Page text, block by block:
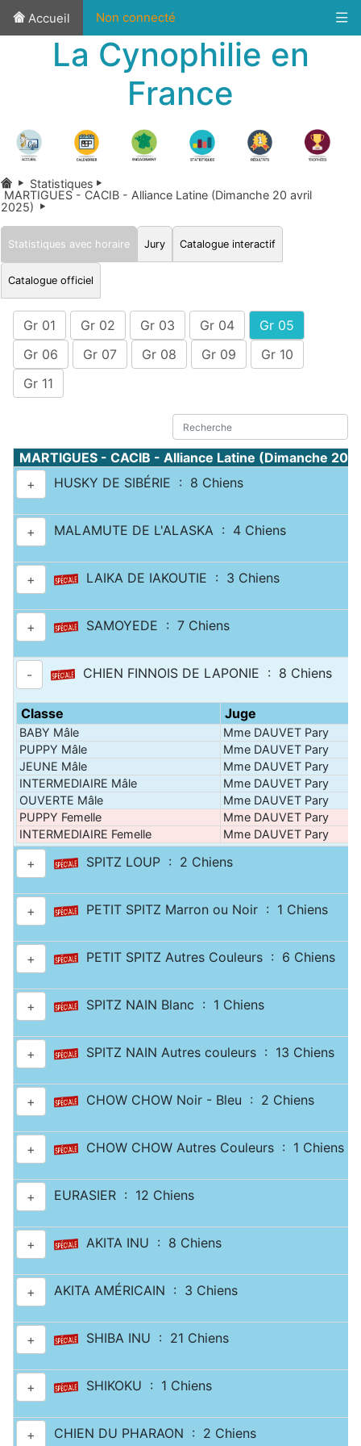
Accueil Non connecté
La Cynophilie en
France
Statistiques
MARTIGUES - CACIB - Alliance Latine (Dimanche 20 avril
2025)
Statistiques avec horaire Jury Catalogue interactif
Catalogue officiel
Gr 01 Gr 02 Gr 03 Gr 04
Gr 05
Gr 06
Gr 07 Gr 08 Gr 09
Gr 10
Gr 11
MARTIGUES - CACIB - Alliance Latine (Dimanche
+
HUSKY DE SIBÉRIE : 8 Chiens
+ MALAMUTE DE L'ALASKA : 4 Chiens
+ LAIKA DE IAKOUTIE : 3 Chiens
+ SAMOYEDE : 7 Chiens
- CHIEN FINNOIS DE LAPONIE : 8 Chiens
Classe Juge
BABY Mâle
Mme DAUVET Pary
PUPPY Mâle
Mme DAUVET Pary
JEUNE Mâle
Mme DAUVET Pary
INTERMEDIAIRE Mâle
Mme DAUVET Pary
OUVERTE Mâle
Mme DAUVET Pary
PUPPY Femelle
Mme DAUVET Pary
INTERMEDIAIRE Femelle
Mme DAUVET Pary
+ SPITZ LOUP : 2 Chiens
+ PETIT SPITZ Marron ou Noir : 1 Chiens
+ PETIT SPITZ Autres Couleurs : 6 Chiens
+ SPITZ NAIN Blanc : 1 Chiens
+ SPITZ NAIN Autres couleurs : 13 Chiens
+ CHOW CHOW Noir - Bleu : 2 Chiens
+ CHOW CHOW Autres Couleurs : 1 Chiens
+ EURASIER : 12 Chiens
+ AKITA INU : 8 Chiens
+ AKITA AMÉRICAIN : 3 Chiens
+ SHIBA INU : 21 Chiens
+ SHIKOKU : 1 Chiens
+ CHIEN DU PHARAON : 2 Chiens